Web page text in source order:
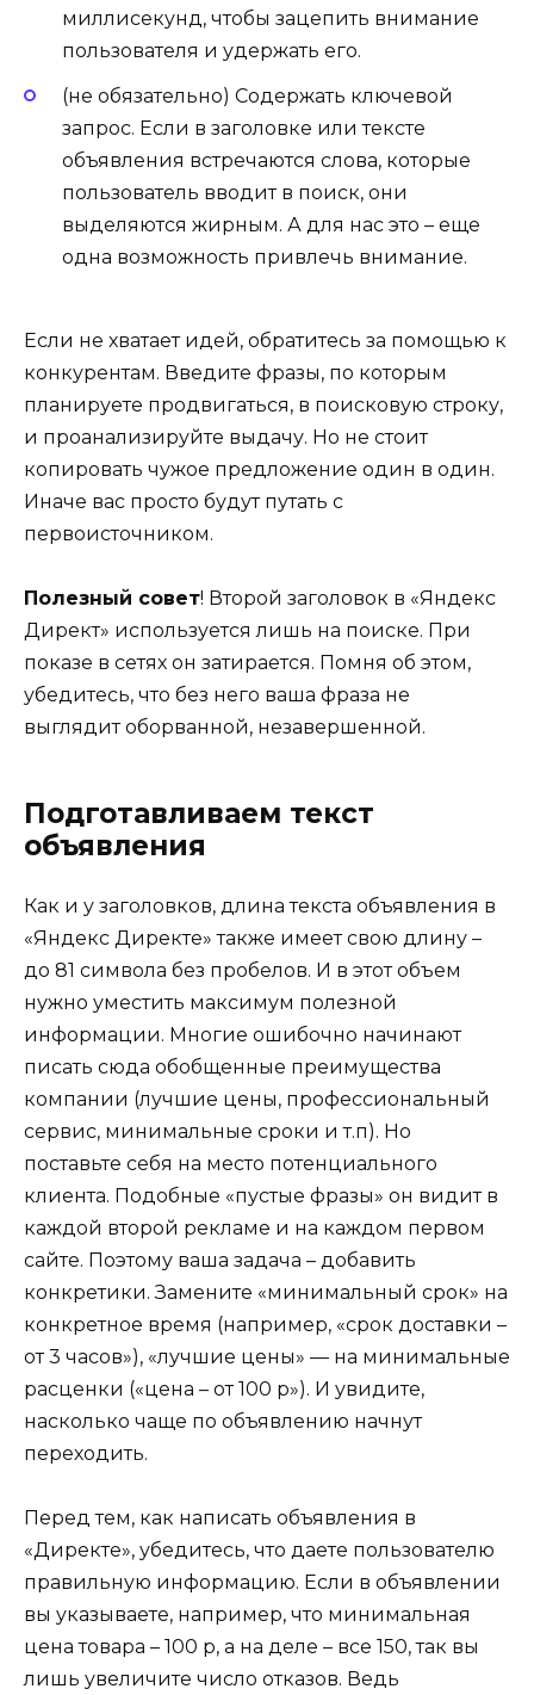
миллисекунд, чтобы зацепить внимание
пользователя и удержать его.
(не обязательно) Содержать ключевой
запрос. Если в заголовке или тексте
объявления встречаются слова, которые
пользователь вводит в поиск, они
выделяются жирным. А для нас это – еще
одна возможность привлечь внимание.
Если не хватает идей, обратитесь за помощью к
конкурентам. Введите фразы, по которым
планируете продвигаться, в поисковую строку,
и проанализируйте выдачу. Но не стоит
копировать чужое предложение один в один.
Иначе вас просто будут путать с
первоисточником.
Полезный совет! Второй заголовок в «Яндекс
Директ» используется лишь на поиске. При
показе в сетях он затирается. Помня об этом,
убедитесь, что без него ваша фраза не
выглядит оборванной, незавершенной.
Подготавливаем текст
объявления
Как и у заголовков, длина текста объявления в
«Яндекс Директе» также имеет свою длину –
до 81 символа без пробелов. И в этот объем
нужно уместить максимум полезной
информации. Многие ошибочно начинают
писать сюда обобщенные преимущества
компании (лучшие цены, профессиональный
сервис, минимальные сроки и т.п). Но
поставьте себя на место потенциального
клиента. Подобные «пустые фразы» он видит в
каждой второй рекламе и на каждом первом
сайте. Поэтому ваша задача – добавить
конкретики. Замените «минимальный срок» на
конкретное время (например, «срок доставки –
от 3 часов»), «лучшие цены» — на минимальные
расценки («цена – от 100 р»). И увидите,
насколько чаще по объявлению начнут
переходить.
Перед тем, как написать объявления в
«Директе», убедитесь, что даете пользователю
правильную информацию. Если в объявлении
вы указываете, например, что минимальная
цена товара – 100 р, а на деле – все 150, так вы
лишь увеличите число отказов. Ведь